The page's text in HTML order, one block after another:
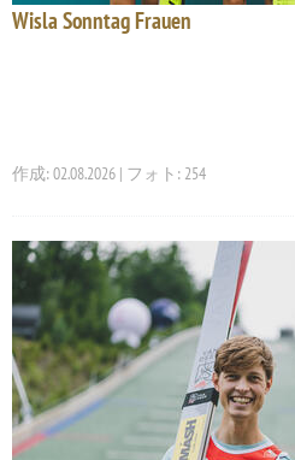
Wisla Sonntag Frauen
作成: 02.08.2026 | フォト: 254